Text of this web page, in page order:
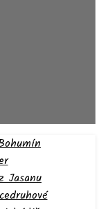
Jasanu